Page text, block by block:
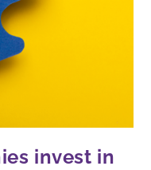
invest in